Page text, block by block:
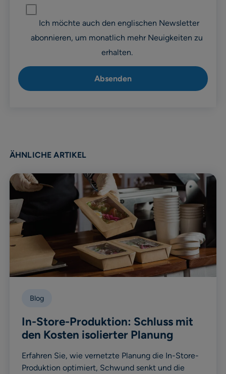
Ich möchte auch den englischen Newsletter
abonnieren, um monatlich mehr Neuigkeiten zu
erhalten.
ÄHNLICHE ARTIKEL
Blog
In-Store-Produktion: Schluss mit
den Kosten isolierter Planung
Erfahren Sie, wie vernetzte Planung die In-Store-
Produktion optimiert, Schwund senkt und die